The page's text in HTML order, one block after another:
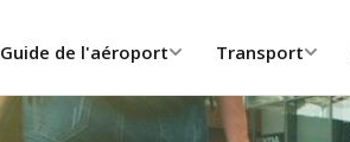
Guide de l'aéroport Transport